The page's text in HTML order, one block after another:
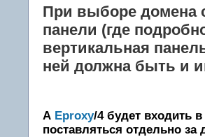
При выборе домена
панели (где
вертикальная
ней должна быть и
А Eproxy/4 будет входить
поставляться отдельно за